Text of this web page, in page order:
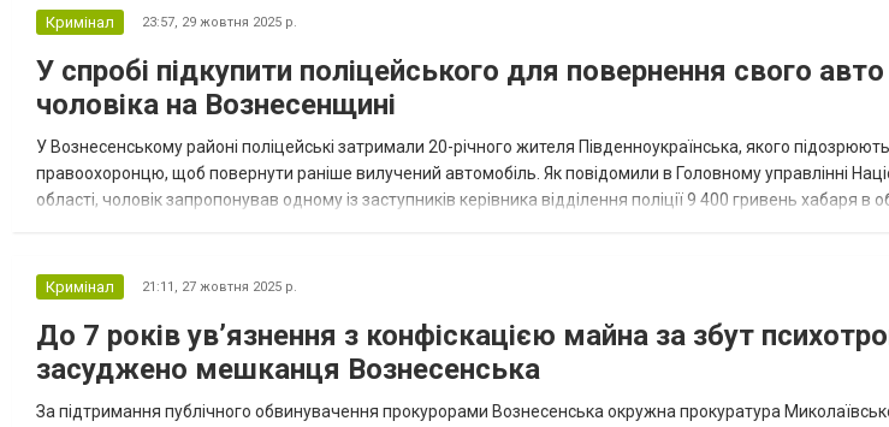
Кримінал 23:57, 29 жовтня 2025 р.
У спробі підкупити поліцейського для повернення свого
чоловіка на Вознесенщині
У Вознесенському районі поліцейські затримали 20-річного жителя Південноукраїнська, якого
правоохоронцю, щоб повернути раніше вилучений автомобіль. Як повідомили в Головному управлінні
області, чоловік запропонував одному із заступників керівника відділення поліції 9 400 гривень хабаря в
Кримінал 21:11, 27 жовтня 2025 р.
До 7 років ув’язнення з конфіскацією майна за збут
засуджено мешканця Вознесенська
За підтримання публічного обвинувачення прокурорами Вознесенська окружна прокуратура